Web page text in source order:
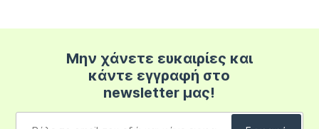
Μην χάνετε ευκαιρίες και
κάντε εγγραφή στο
newsletter μας!